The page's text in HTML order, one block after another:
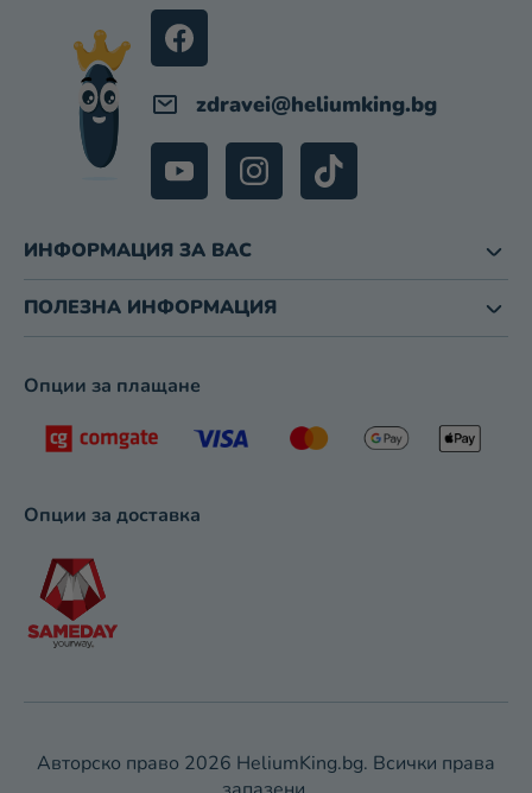
zdravei@heliumking.bg
ИНФОРМАЦИЯ ЗА ВАС
ПОЛЕЗНА ИНФОРМАЦИЯ
Опции за плащане
Опции за доставка
Авторско право 2026 HeliumKing.bg. Всички права